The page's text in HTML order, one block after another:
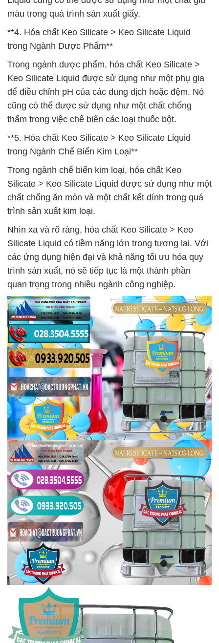
màu trong quá trình sản xuất giấy.
**4. Hóa chất Keo Silicate > Keo Silicate Liquid
trong Ngành Dược Phẩm**
Trong ngành dược phẩm, hóa chất Keo Silicate >
Keo Silicate Liquid được sử dụng như một phụ gia
để điều chỉnh pH của các dung dịch hoặc đệm. Nó
cũng có thể được sử dụng như một chất chống
thấm trong việc chế biến các loại thuốc bột.
**5. Hóa chất Keo Silicate > Keo Silicate Liquid
trong Ngành Chế Biến Kim Loại**
Trong ngành chế biến kim loại, hóa chất Keo
Silicate > Keo Silicate Liquid được sử dụng như một
chất chống ăn mòn và một chất kết dính trong quá
trình sản xuất kim loại.
Nhìn xa và rõ ràng, hóa chất Keo Silicate > Keo
Silicate Liquid có tiềm năng lớn trong tương lai. Với
các ứng dụng hiện đại và khả năng tối ưu hóa quy
trình sản xuất, nó sẽ tiếp tục là một thành phần
quan trọng trong nhiều ngành công nghiệp.